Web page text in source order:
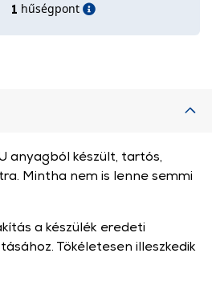
1 hűségpont
anyagból készült, tartós,
Mintha nem is lenne semmi
a készülék eredeti
Tökéletesen illeszkedik